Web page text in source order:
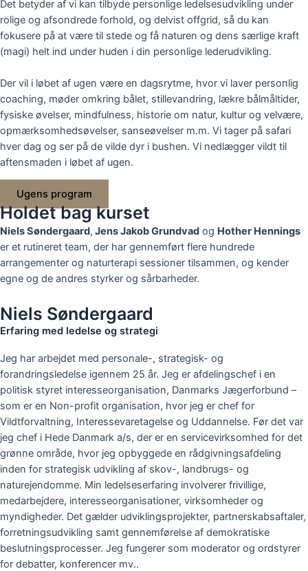
Det betyder af vi kan tilbyde personlige ledelsesudvikling under
rolige og afsondrede forhold, og delvist offgrid, så du kan
fokusere på at være til stede og få naturen og dens særlige kraft
(magi) helt ind under huden i din personlige lederudvikling.
Der vil i løbet af ugen være en dagsrytme, hvor vi laver personlig
coaching, møder omkring bålet, stillevandring, lækre bålmåltider,
fysiske øvelser, mindfulness, historie om natur, kultur og velvære,
opmærksomhedsøvelser, sanseøvelser m.m. Vi tager på safari
hver dag og ser på de vilde dyr i bushen. Vi nedlægger vildt til
aftensmaden i løbet af ugen.
Ugens program
Holdet bag kurset
Niels Søndergaard, Jens Jakob Grundvad og Hother Hennings
er et rutineret team, der har gennemført flere hundrede
arrangementer og naturterapi sessioner tilsammen, og kender
egne og de andres styrker og sårbarheder.
Niels Søndergaard
Erfaring med ledelse og strategi
Jeg har arbejdet med personale-, strategisk- og
forandringsledelse igennem 25 år. Jeg er afdelingschef i en
politisk styret interesseorganisation, Danmarks Jægerforbund –
som er en Non-profit organisation, hvor jeg er chef for
Vildtforvaltning, Interessevaretagelse og Uddannelse. Før det var
jeg chef i Hede Danmark a/s, der er en servicevirksomhed for det
grønne område, hvor jeg opbyggede en rådgivningsafdeling
inden for strategisk udvikling af skov-, landbrugs- og
naturejendomme. Min ledelseserfaring involverer frivillige,
medarbejdere, interesseorganisationer, virksomheder og
myndigheder. Det gælder udviklingsprojekter, partnerskabsaftaler,
forretningsudvikling samt gennemførelse af demokratiske
beslutningsprocesser. Jeg fungerer som moderator og ordstyrer
for debatter, konferencer mv..